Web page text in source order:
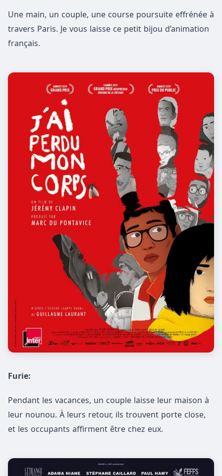
Une main, un couple, une course poursuite effrénée à
travers Paris. Je vous laisse ce petit bijou d’animation
français.
Furie:
Pendant les vacances, un couple laisse leur maison à
leur nounou. À leurs retour, ils trouvent porte close,
et les occupants affirment être chez eux.